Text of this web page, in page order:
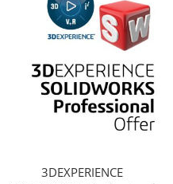
3DEXPERIENCE